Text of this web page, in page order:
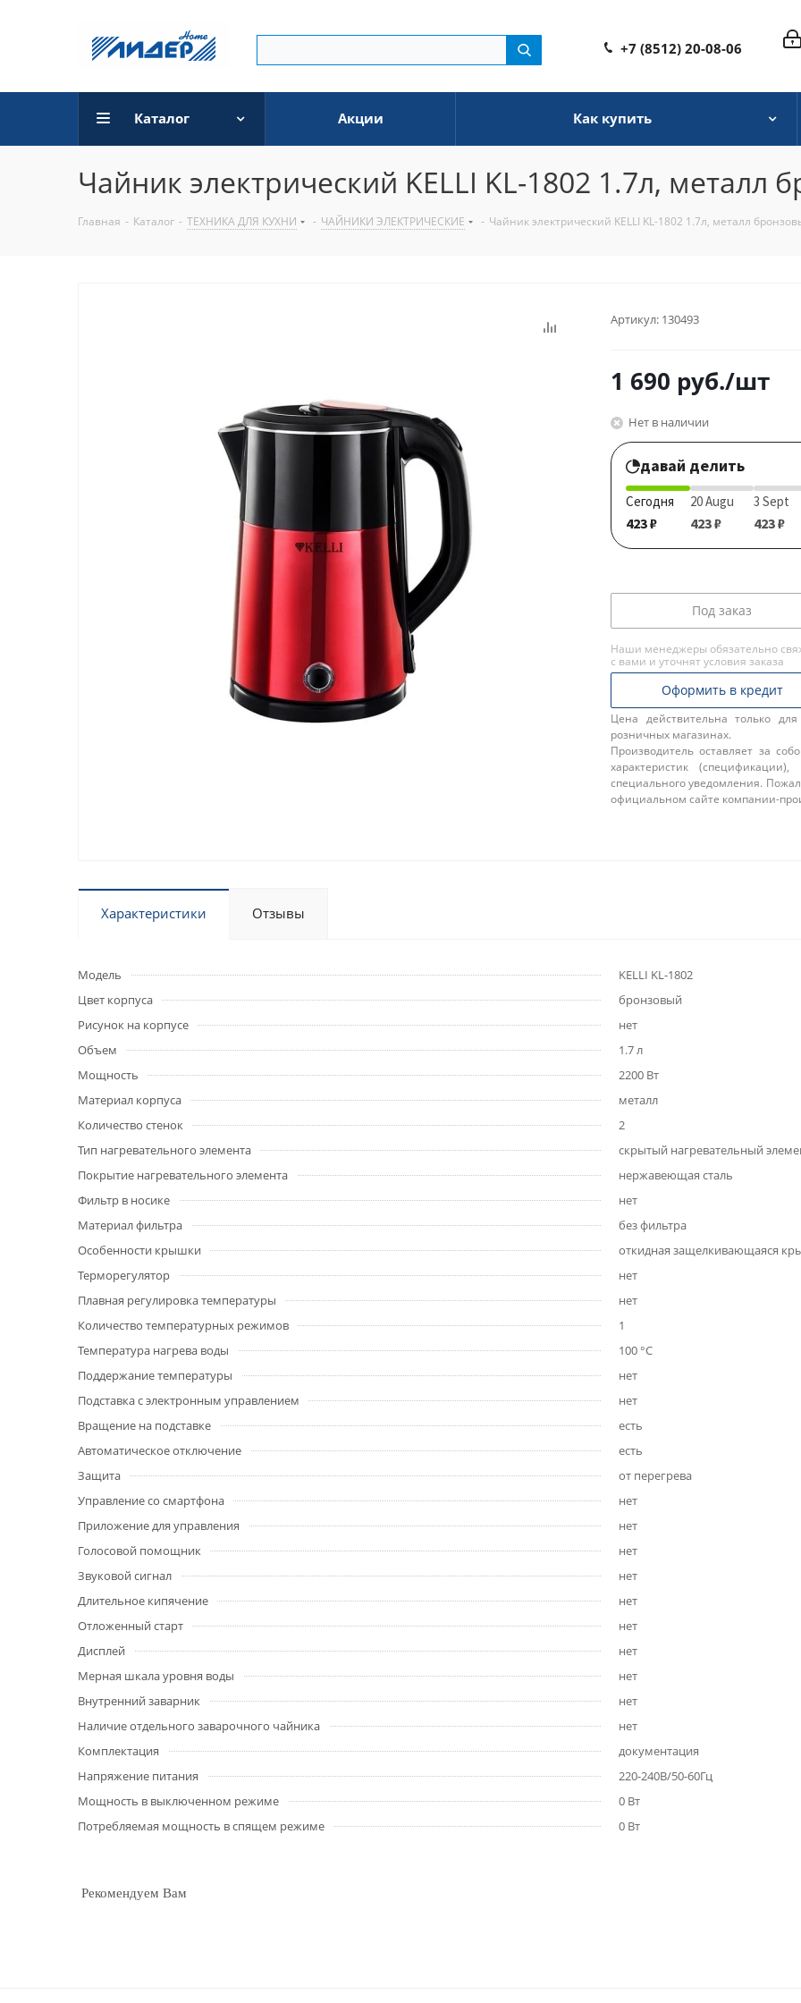
+7 (8512) 20-08-06
Каталог Акции Как купить
Чайник электрический KELLI KL-1802 1.7л, металл
Главная - Каталог - ТЕХНИКА ДЛЯ КУХНИ - ЧАЙНИКИ ЭЛЕКТРИЧЕСКИЕ - Чайник электрический KELLI KL-1802 1.7л, металл
Артикул: 130493
1 690 руб./шт
Нет в наличии
давай делить
Сегодня
423 ₽
20 Augu
423 ₽
3 Sept
423 ₽
Под заказ
Наши менеджеры обязательно
с вами и уточнят условия заказа
Оформить в кредит
Цена действительна только
розничных магазинах.
Производитель оставляет за
характеристик
специального уведомления.
официальном сайте компании-
Характеристики Отзывы
Модель
KELLI KL-1802
Цвет корпуса
бронзовый
Рисунок на корпусе
нет
Объем
1.7 л
Мощность
2200 Вт
Материал корпуса
металл
Количество стенок
2
Тип нагревательного элемента
скрытый нагревательный
Покрытие нагревательного элемента
нержавеющая сталь
Фильтр в носике
нет
Материал фильтра
без фильтра
Особенности крышки
откидная защелкивающаяся
Терморегулятор
нет
Плавная регулировка температуры
нет
Количество температурных режимов
1
Температура нагрева воды
100 °C
Поддержание температуры
нет
Подставка с электронным управлением
нет
Вращение на подставке
есть
Автоматическое отключение
есть
Защита
от перегрева
Управление со смартфона
нет
Приложение для управления
нет
Голосовой помощник
нет
Звуковой сигнал
нет
Длительное кипячение
нет
Отложенный старт
нет
Дисплей
нет
Мерная шкала уровня воды
нет
Внутренний заварник
нет
Наличие отдельного заварочного чайника
нет
Комплектация
документация
Напряжение питания
220-240В/50-60Гц
Мощность в выключенном режиме
0 Вт
Потребляемая мощность в спящем режиме
0 Вт
Рекомендуем Вам